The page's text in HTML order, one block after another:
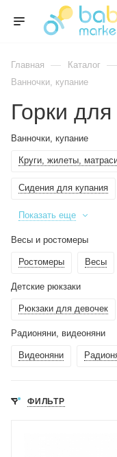
Главная — Каталог —
Ванночки, купание
Горки для
Ванночки, купание
Круги, жилеты,
Сидения для купания
Показать еще
Весы и ростомеры
Ростомеры Весы
Детские рюкзаки
Рюкзаки для девочек
Радионяни, видеоняни
Видеоняни
ФИЛЬТР